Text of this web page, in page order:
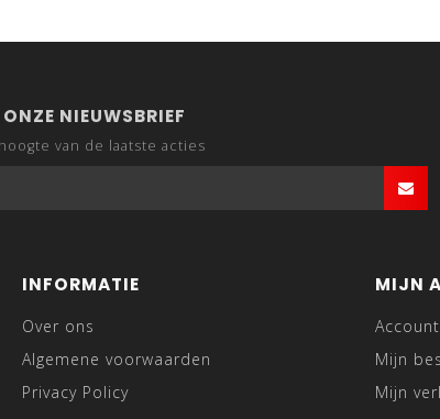
NIEUWSBRIEF
van de laatste acties
INFORMATIE
Over ons
Algemene voorwaarden
Privacy Policy
MIJN
Mijn
Mijn